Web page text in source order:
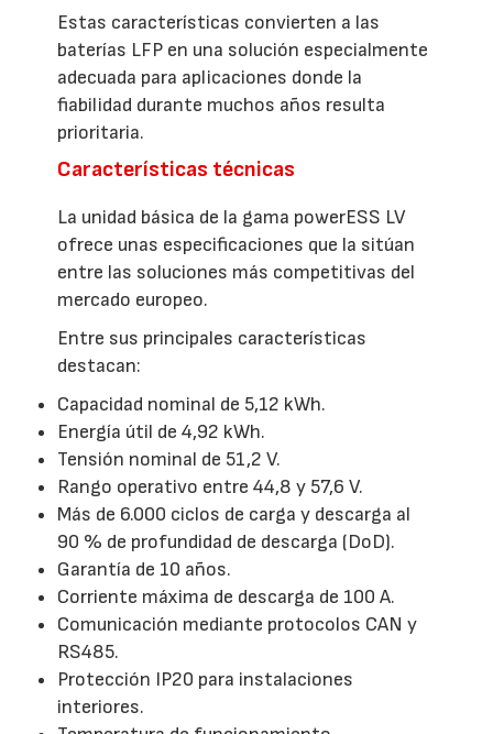
Estas características convierten a las
baterías LFP en una solución especialmente
adecuada para aplicaciones donde la
fiabilidad durante muchos años resulta
prioritaria.
Características técnicas
La unidad básica de la gama powerESS LV
ofrece unas especificaciones que la sitúan
entre las soluciones más competitivas del
mercado europeo.
Entre sus principales características
destacan:
Capacidad nominal de 5,12 kWh.
Energía útil de 4,92 kWh.
Tensión nominal de 51,2 V.
Rango operativo entre 44,8 y 57,6 V.
Más de 6.000 ciclos de carga y descarga al
90 % de profundidad de descarga (DoD).
Garantía de 10 años.
Corriente máxima de descarga de 100 A.
Comunicación mediante protocolos CAN y
RS485.
Protección IP20 para instalaciones
interiores.